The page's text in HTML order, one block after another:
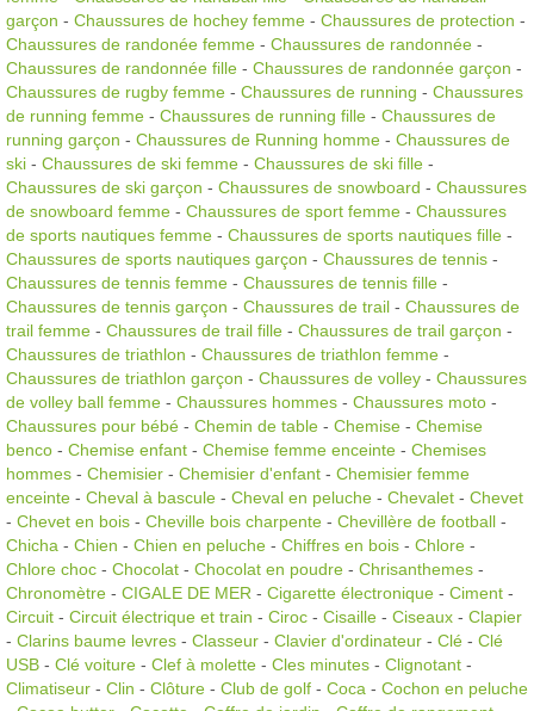
garçon - Chaussures de hochey femme - Chaussures de protection -
Chaussures de randonée femme - Chaussures de randonnée -
Chaussures de randonnée fille - Chaussures de randonnée garçon -
Chaussures de rugby femme - Chaussures de running - Chaussures
de running femme - Chaussures de running fille - Chaussures de
running garçon - Chaussures de Running homme - Chaussures de
ski - Chaussures de ski femme - Chaussures de ski fille -
Chaussures de ski garçon - Chaussures de snowboard - Chaussures
de snowboard femme - Chaussures de sport femme - Chaussures
de sports nautiques femme - Chaussures de sports nautiques fille -
Chaussures de sports nautiques garçon - Chaussures de tennis -
Chaussures de tennis femme - Chaussures de tennis fille -
Chaussures de tennis garçon - Chaussures de trail - Chaussures de
trail femme - Chaussures de trail fille - Chaussures de trail garçon -
Chaussures de triathlon - Chaussures de triathlon femme -
Chaussures de triathlon garçon - Chaussures de volley - Chaussures
de volley ball femme - Chaussures hommes - Chaussures moto -
Chaussures pour bébé - Chemin de table - Chemise - Chemise
benco - Chemise enfant - Chemise femme enceinte - Chemises
hommes - Chemisier - Chemisier d'enfant - Chemisier femme
enceinte - Cheval à bascule - Cheval en peluche - Chevalet - Chevet
- Chevet en bois - Cheville bois charpente - Chevillère de football -
Chicha - Chien - Chien en peluche - Chiffres en bois - Chlore -
Chlore choc - Chocolat - Chocolat en poudre - Chrisanthemes -
Chronomètre - CIGALE DE MER - Cigarette électronique - Ciment -
Circuit - Circuit électrique et train - Ciroc - Cisaille - Ciseaux - Clapier
- Clarins baume levres - Classeur - Clavier d'ordinateur - Clé - Clé
USB - Clé voiture - Clef à molette - Cles minutes - Clignotant -
Climatiseur - Clin - Clôture - Club de golf - Coca - Cochon en peluche